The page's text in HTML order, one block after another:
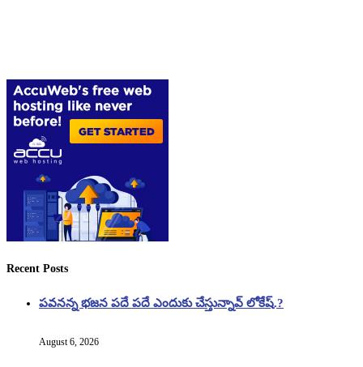
Recent Posts
పవనన్న భజన పదే పదే ఎందుకు చేస్తున్నావ్ లోకేష్.?
August 6, 2026